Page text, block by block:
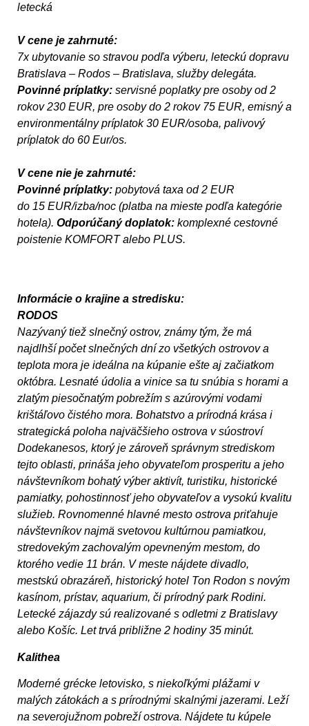
letecká
V cene je zahrnuté:
7x ubytovanie so stravou podľa výberu, leteckú dopravu
Bratislava – Rodos – Bratislava, služby delegáta.
Povinné príplatky: servisné poplatky pre osoby od 2
rokov 230 EUR, pre osoby do 2 rokov 75 EUR, emisný a
environmentálny príplatok 30 EUR/osoba, palivový
príplatok do 60 Eur/os.
V cene nie je zahrnuté:
Povinné príplatky: pobytová taxa od 2 EUR
do 15 EUR/izba/noc (platba na mieste podľa kategórie
hotela). Odporúčaný doplatok: komplexné cestovné
poistenie KOMFORT alebo PLUS.
Informácie o krajine a stredisku:
RODOS
Nazývaný tiež slnečný ostrov, známy tým, že má
najdlhší počet slnečných dní zo všetkých ostrovov a
teplota mora je ideálna na kúpanie ešte aj začiatkom
októbra. Lesnaté údolia a vinice sa tu snúbia s horami a
zlatým piesočnatým pobrežím s azúrovými vodami
krištáľovo čistého mora. Bohatstvo a prírodná krása i
strategická poloha najväčšieho ostrova v súostroví
Dodekanesos, ktorý je zároveň správnym strediskom
tejto oblasti, prináša jeho obyvateľom prosperitu a jeho
návštevníkom bohatý výber aktivít, turistiku, historické
pamiatky, pohostinnosť jeho obyvateľov a vysokú kvalitu
služieb. Rovnomenné hlavné mesto ostrova priťahuje
návštevníkov najmä svetovou kultúrnou pamiatkou,
stredovekým zachovalým opevneným mestom, do
ktorého vedie 11 brán. V meste nájdete divadlo,
mestskú obrazáreň, historický hotel Ton Rodon s novým
kasínom, prístav, aquarium, či prírodný park Rodini.
Letecké zájazdy sú realizované s odletmi z Bratislavy
alebo Košíc. Let trvá približne 2 hodiny 35 minút.
Kalithea
Moderné grécke letovisko, s niekoľkými plážami v
malých zátokách a s prírodnými skalnými jazerami. Leží
na severojužnom pobreží ostrova. Nájdete tu kúpele